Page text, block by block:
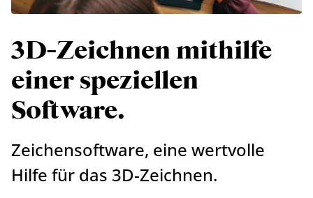
3D-Zeichnen mithilfe
einer speziellen
Software.
Zeichensoftware, eine wertvolle
Hilfe für das 3D-Zeichnen.